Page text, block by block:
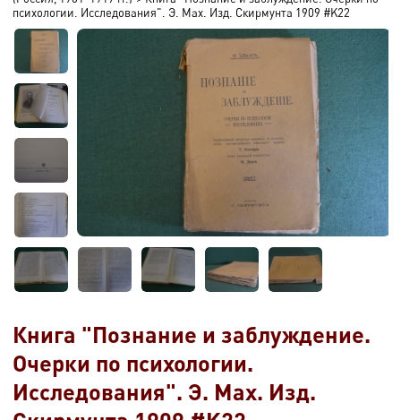
психологии. Исследования". Э. Мах. Изд. Скирмунта 1909 #K22
Книга "Познание и заблуждение.
Очерки по психологии.
Исследования". Э. Мах. Изд.